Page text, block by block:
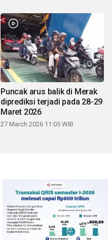
Puncak arus balik di Merak
diprediksi terjadi pada 28-29
Maret 2026
27 March 2026 11:05 WIB